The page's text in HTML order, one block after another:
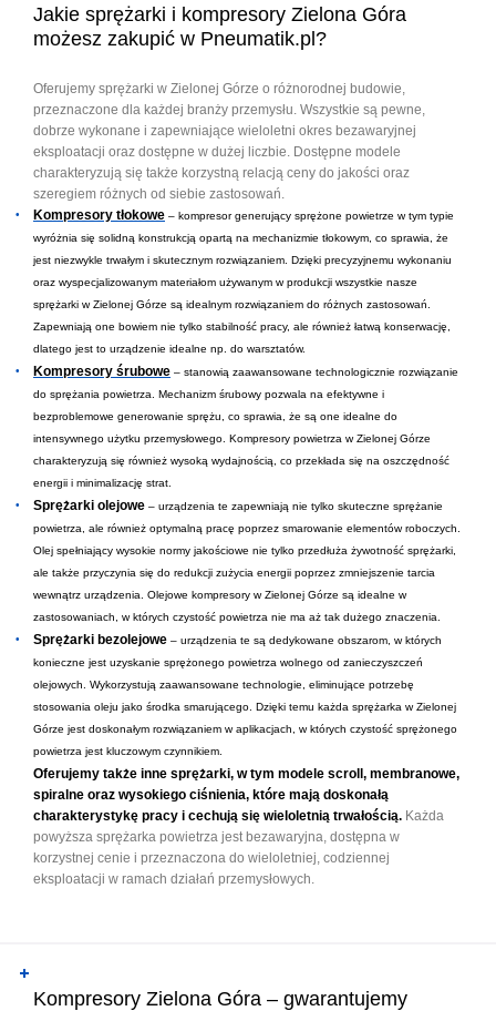
Jakie sprężarki i kompresory Zielona Góra
możesz zakupić w Pneumatik.pl?
Oferujemy sprężarki w Zielonej Górze o różnorodnej budowie,
przeznaczone dla każdej branży przemysłu. Wszystkie są pewne,
dobrze wykonane i zapewniające wieloletni okres bezawaryjnej
eksploatacji oraz dostępne w dużej liczbie. Dostępne modele
charakteryzują się także korzystną relacją ceny do jakości oraz
szeregiem różnych od siebie zastosowań.
Kompresory tłokowe – kompresor generujący sprężone powietrze w tym typie
wyróżnia się solidną konstrukcją opartą na mechanizmie tłokowym, co sprawia, że
jest niezwykle trwałym i skutecznym rozwiązaniem. Dzięki precyzyjnemu wykonaniu
oraz wyspecjalizowanym materiałom używanym w produkcji wszystkie nasze
sprężarki w Zielonej Górze są idealnym rozwiązaniem do różnych zastosowań.
Zapewniają one bowiem nie tylko stabilność pracy, ale również łatwą konserwację,
dlatego jest to urządzenie idealne np. do warsztatów.
Kompresory śrubowe – stanowią zaawansowane technologicznie rozwiązanie
do sprężania powietrza. Mechanizm śrubowy pozwala na efektywne i
bezproblemowe generowanie sprężu, co sprawia, że są one idealne do
intensywnego użytku przemysłowego. Kompresory powietrza w Zielonej Górze
charakteryzują się również wysoką wydajnością, co przekłada się na oszczędność
energii i minimalizację strat.
Sprężarki olejowe – urządzenia te zapewniają nie tylko skuteczne sprężanie
powietrza, ale również optymalną pracę poprzez smarowanie elementów roboczych.
Olej spełniający wysokie normy jakościowe nie tylko przedłuża żywotność sprężarki,
ale także przyczynia się do redukcji zużycia energii poprzez zmniejszenie tarcia
wewnątrz urządzenia. Olejowe kompresory w Zielonej Górze są idealne w
zastosowaniach, w których czystość powietrza nie ma aż tak dużego znaczenia.
Sprężarki bezolejowe – urządzenia te są dedykowane obszarom, w których
konieczne jest uzyskanie sprężonego powietrza wolnego od zanieczyszczeń
olejowych. Wykorzystują zaawansowane technologie, eliminujące potrzebę
stosowania oleju jako środka smarującego. Dzięki temu każda sprężarka w Zielonej
Górze jest doskonałym rozwiązaniem w aplikacjach, w których czystość sprężonego
powietrza jest kluczowym czynnikiem.
Oferujemy także inne sprężarki, w tym modele scroll, membranowe,
spiralne oraz wysokiego ciśnienia, które mają doskonałą
charakterystykę pracy i cechują się wieloletnią trwałością. Każda
powyższa sprężarka powietrza jest bezawaryjna, dostępna w
korzystnej cenie i przeznaczona do wieloletniej, codziennej
eksploatacji w ramach działań przemysłowych.
Kompresory Zielona Góra – gwarantujemy